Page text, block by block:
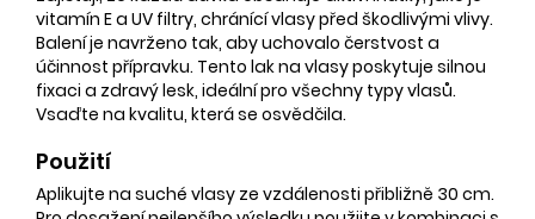
vitamín E a UV filtry, chránící vlasy před škodlivými vlivy.
Balení je navrženo tak, aby uchovalo čerstvost a
účinnost přípravku. Tento lak na vlasy poskytuje silnou
fixaci a zdravý lesk, ideální pro všechny typy vlasů.
Vsaďte na kvalitu, která se osvědčila.
Použití
Aplikujte na suché vlasy ze vzdálenosti přibližně 30 cm.